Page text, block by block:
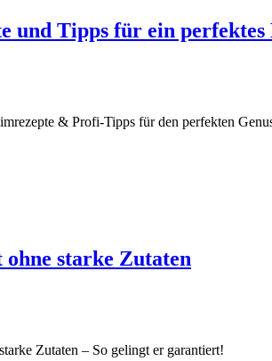
und Tipps für ein perfektes
& Profi-Tipps für den perfekten
starke Zutaten
Zutaten – So gelingt er garantiert!